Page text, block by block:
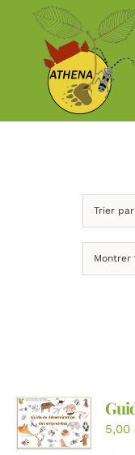
Passer
contenu
Trier par
Montrer
5,00